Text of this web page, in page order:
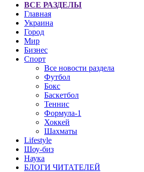
ВСЕ РАЗДЕЛЫ
Главная
Украина
Город
Мир
Бизнес
Спорт
Все новости раздела
Футбол
Бокс
Баскетбол
Теннис
Формула-1
Хоккей
Шахматы
Lifestyle
Шоу-биз
Наука
БЛОГИ ЧИТАТЕЛЕЙ